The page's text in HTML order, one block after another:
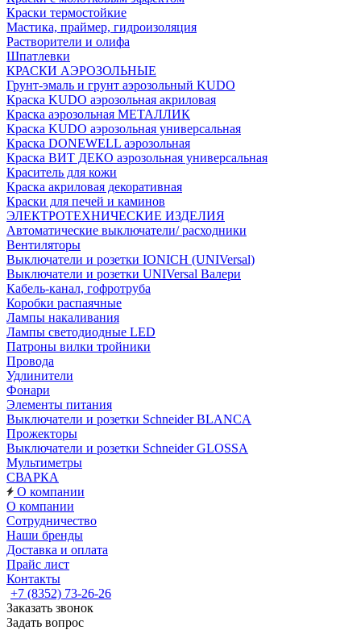
Краски термостойкие
Мастика, праймер, гидроизоляция
Растворители и олифа
Шпатлевки
КРАСКИ АЭРОЗОЛЬНЫЕ
Грунт-эмаль и грунт аэрозольный KUDO
Краска KUDO аэрозольная акриловая
Краска аэрозольная МЕТАЛЛИК
Краска KUDO аэрозольная универсальная
Краска DONEWELL аэрозольная
Краска ВИТ ДЕКО аэрозольная универсальная
Краситель для кожи
Краска акриловая декоративная
Краски для печей и каминов
ЭЛЕКТРОТЕХНИЧЕСКИЕ ИЗДЕЛИЯ
Автоматические выключатели/ расходники
Вентиляторы
Выключатели и розетки IONICH (UNIVersal)
Выключатели и розетки UNIVersal Валери
Кабель-канал, гофротруба
Коробки распаячные
Лампы накаливания
Лампы светодиодные LED
Патроны вилки тройники
Провода
Удлинители
Фонари
Элементы питания
Выключатели и розетки Schneider BLANCA
Прожекторы
Выключатели и розетки Schneider GLOSSA
Мультиметры
СВАРКА
О компании
О компании
Сотрудничество
Наши бренды
Доставка и оплата
Прайс лист
Контакты
+7 (8352) 73-26-26
Заказать звонок
Задать вопрос